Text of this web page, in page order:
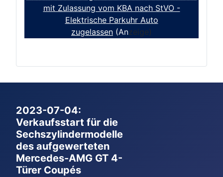
mit Zulassung vom KBA nach StVO -
Elektrische Parkuhr Auto
zugelassen (Anzeige)
2023-07-04:
Verkaufsstart für die
Sechszylindermodelle
des aufgewerteten
Mercedes-AMG GT 4-
Türer Coupés